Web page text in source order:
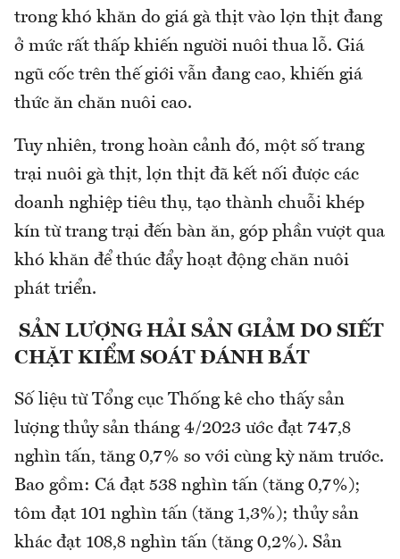
trong khó khăn do giá gà thịt vào lợn thịt đang
ở mức rất thấp khiến người nuôi thua lỗ. Giá
ngũ cốc trên thế giới vẫn đang cao, khiến giá
thức ăn chăn nuôi cao.
Tuy nhiên, trong hoàn cảnh đó, một số trang
trại nuôi gà thịt, lợn thịt đã kết nối được các
doanh nghiệp tiêu thụ, tạo thành chuỗi khép
kín từ trang trại đến bàn ăn, góp phần vượt qua
khó khăn để thúc đẩy hoạt động chăn nuôi
phát triển.
SẢN LƯỢNG HẢI SẢN GIẢM DO SIẾT
CHẶT KIỂM SOÁT ĐÁNH BẮT
Số liệu từ Tổng cục Thống kê cho thấy sản
lượng thủy sản tháng 4/2023 ước đạt 747,8
nghìn tấn, tăng 0,7% so với cùng kỳ năm trước.
Bao gồm: Cá đạt 538 nghìn tấn (tăng 0,7%);
tôm đạt 101 nghìn tấn (tăng 1,3%); thủy sản
khác đạt 108,8 nghìn tấn (tăng 0,2%). Sản